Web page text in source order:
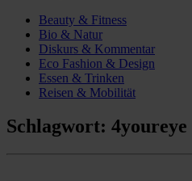
Beauty & Fitness
Bio & Natur
Diskurs & Kommentar
Eco Fashion & Design
Essen & Trinken
Reisen & Mobilität
Schlagwort: 4youreye